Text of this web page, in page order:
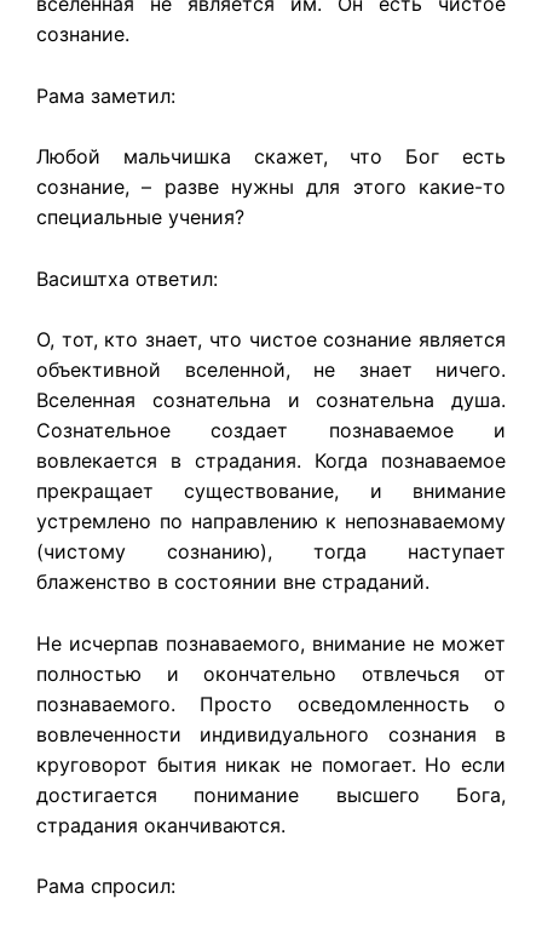
сознание.
Рама заметил:
Любой мальчишка скажет, что Бог есть
сознание, – разве нужны для этого какие-то
специальные учения?
Васиштха ответил:
О, тот, кто знает, что чистое сознание является
объективной вселенной, не знает ничего.
Вселенная сознательна и сознательна душа.
Сознательное создает познаваемое и
вовлекается в страдания. Когда познаваемое
прекращает существование, и внимание
устремлено по направлению к непознаваемому
(чистому сознанию), тогда наступает
блаженство в состоянии вне страданий.
Не исчерпав познаваемого, внимание не может
полностью и окончательно отвлечься от
познаваемого. Просто осведомленность о
вовлеченности индивидуального сознания в
круговорот бытия никак не помогает. Но если
достигается понимание высшего Бога,
страдания оканчиваются.
Рама спросил: